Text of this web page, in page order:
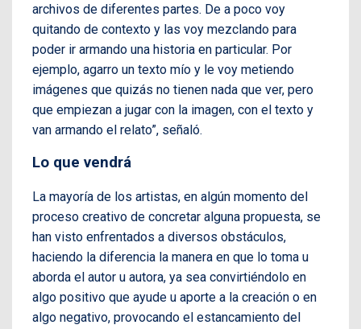
archivos de diferentes partes. De a poco voy
quitando de contexto y las voy mezclando para
poder ir armando una historia en particular. Por
ejemplo, agarro un texto mío y le voy metiendo
imágenes que quizás no tienen nada que ver, pero
que empiezan a jugar con la imagen, con el texto y
van armando el relato”, señaló.
Lo que vendrá
La mayoría de los artistas, en algún momento del
proceso creativo de concretar alguna propuesta, se
han visto enfrentados a diversos obstáculos,
haciendo la diferencia la manera en que lo toma u
aborda el autor u autora, ya sea convirtiéndolo en
algo positivo que ayude u aporte a la creación o en
algo negativo, provocando el estancamiento del